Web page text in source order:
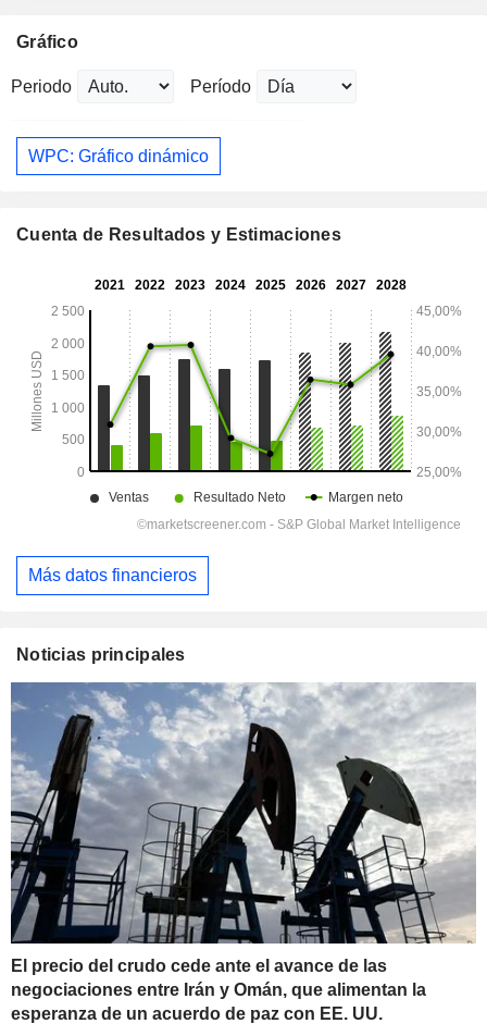
Gráfico
Periodo Período
WPC: Gráfico dinámico
Cuenta de Resultados y Estimaciones
Más datos financieros
Noticias principales
El precio del crudo cede ante el avance de las
negociaciones entre Irán y Omán, que alimentan la
esperanza de un acuerdo de paz con EE. UU.